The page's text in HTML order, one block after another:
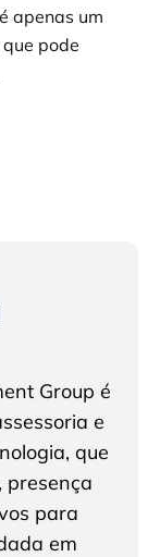
apenas um
pode
Group é
e
que
presença
para
em